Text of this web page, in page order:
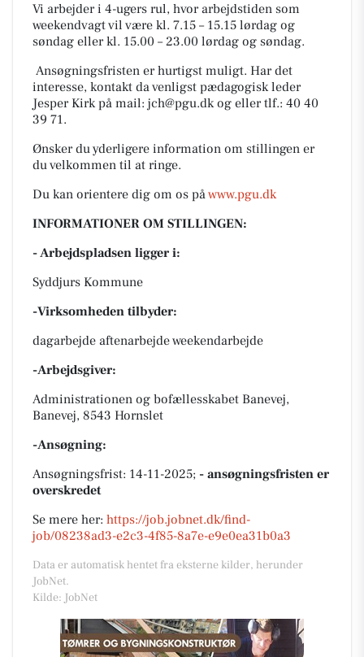
Vi arbejder i 4-ugers rul, hvor arbejdstiden som
weekendvagt vil være kl. 7.15 – 15.15 lørdag og
søndag eller kl. 15.00 – 23.00 lørdag og søndag.
Ansøgningsfristen er hurtigst muligt. Har det
interesse, kontakt da venligst pædagogisk leder
Jesper Kirk på mail: jch@pgu.dkog eller tlf.: 40 40
39 71.
Ønsker du yderligere information om stillingen er
du velkommen til at ringe.
Du kan orientere dig om os påwww.pgu.dk
INFORMATIONER OM STILLINGEN:
- Arbejdspladsen ligger i:
Syddjurs Kommune
-Virksomheden tilbyder:
dagarbejde aftenarbejde weekendarbejde
-Arbejdsgiver:
Administrationen og bofællesskabet Banevej,
Banevej, 8543 Hornslet
-Ansøgning:
Ansøgningsfrist: 14-11-2025; - ansøgningsfristen er
overskredet
Se mere her: https://job.jobnet.dk/find-
job/08238ad3-e2c3-4f85-8a7e-e9e0ea31b0a3
Data er automatisk hentet fra eksterne kilder, herunder
JobNet.
Kilde: JobNet